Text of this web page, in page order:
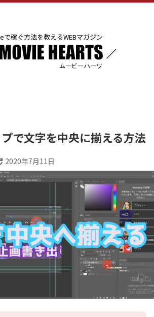
で稼ぐ方法を教えるWEBマガジン
で文字を中央に揃える方法
2020年7月11日